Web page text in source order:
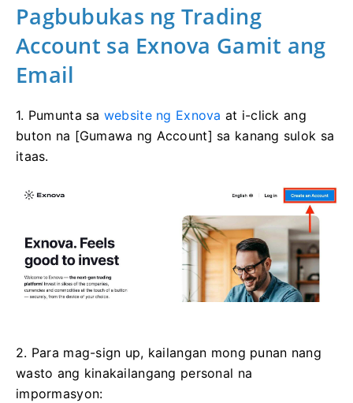
Pagbubukas ng Trading
Account sa Exnova Gamit ang
Email
1. Pumunta sa website ng Exnova at i-click ang
buton na [Gumawa ng Account] sa kanang sulok sa
itaas.
2. Para mag-sign up, kailangan mong punan nang
wasto ang kinakailangang personal na
impormasyon: